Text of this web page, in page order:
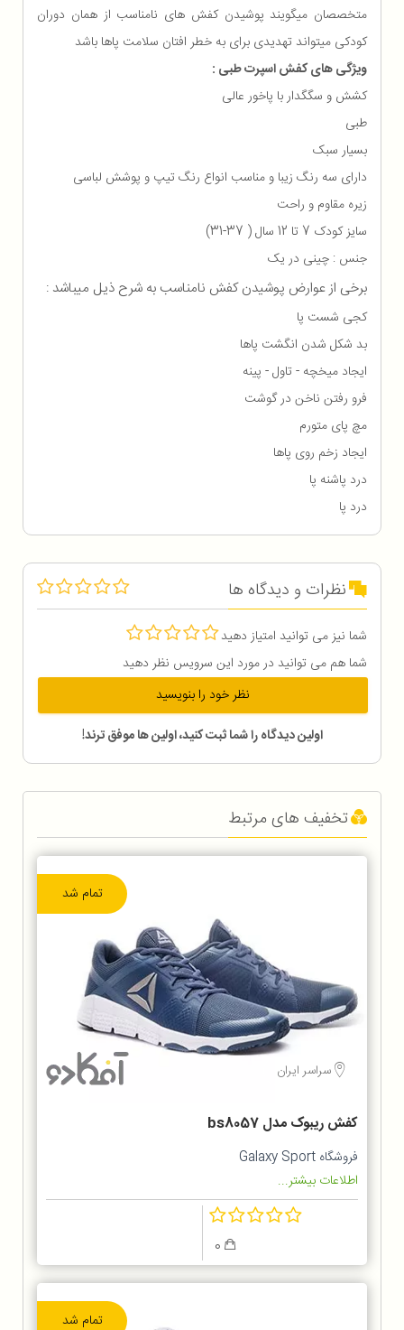
متخصصان میگویند پوشیدن کفش های نامناسب از همان دوران
کودکی میتواند تهدیدی برای به خطر افتان سلامت پاها باشد
ویژگی های کفش اسپرت طبی :
کشش و سگگدار با پاخور عالی
طبی
بسیار سبک
دارای سه رنگ زیبا و مناسب انواع رنگ تیپ و پوشش لباسی
زیره مقاوم و راحت
سایز کودک 7 تا 12 سال ( 37-31)
جنس : چینی در یک
برخی از عوارض پوشیدن کفش نامناسب به شرح ذیل میباشد :
کجی شست پا
بد شکل شدن انگشت پاها
ایجاد میخچه - تاول - پینه
فرو رفتن ناخن در گوشت
مچ پای متورم
ایجاد زخم روی پاها
درد پاشنه پا
درد پا
نظرات و دیدگاه ها
شما نیز می توانید امتیاز دهید
شما هم می توانید در مورد این سرویس نظر دهید
نظر خود را بنویسید
اولین دیدگاه را شما ثبت کنید، اولین ها موفق ترند!
تخفیف های مرتبط
تمام شد
سراسر ایران
کفش ریبوک مدل bs8057
فروشگاه Galaxy Sport
اطلاعات بیشتر...
تمام شد